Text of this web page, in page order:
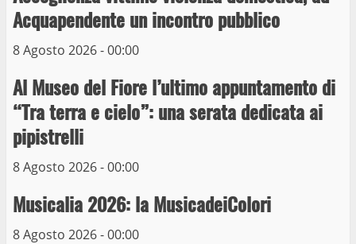
Acquapendente un incontro pubblico
8 Agosto 2026 - 00:00
Al Museo del Fiore l’ultimo appuntamento di
“Tra terra e cielo”: una serata dedicata ai
pipistrelli
8 Agosto 2026 - 00:00
Musicalia 2026: la MusicadeiColori
8 Agosto 2026 - 00:00
4
La Polizia di Stato arresta il ladro seriale
10 Maggio 2023
5
Michelangelo Buonarroti ospitata al
19 Gennaio 2023